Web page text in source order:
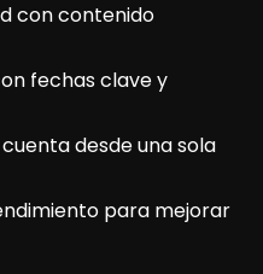
con contenido
fechas clave y
desde una sola
para mejorar